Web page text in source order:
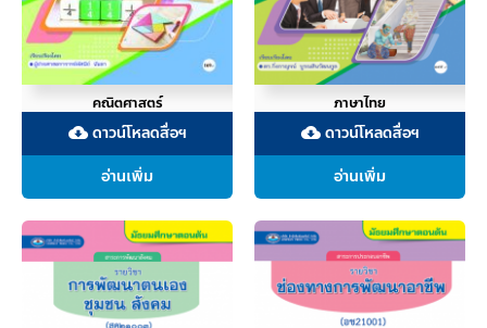
คณิตศาสตร์
cloud_downloadดาวน์โหลดสื่อฯ
อ่านเพิ่ม
ภาษาไทย
cloud_downloadดาวน์โหลดสื่อฯ
อ่านเพิ่ม